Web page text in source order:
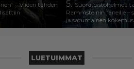
– Viiden tähden
5. Suoratoistohelmeä
Rammsteinin faneille –
ja satumainen kokemus
LUETUIMMAT